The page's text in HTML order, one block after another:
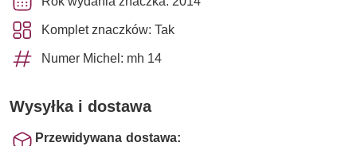
Komplet znaczków: Tak
Numer Michel: mh 14
Wysyłka i dostawa
Przewidywana dostawa: